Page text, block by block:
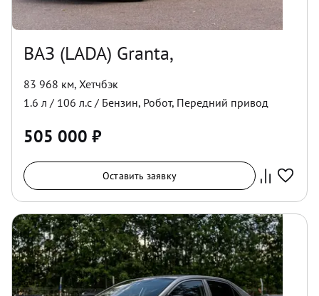
ВАЗ (LADA) Granta,
83 968 км, Хетчбэк
1.6 л / 106 л.с / Бензин, Робот, Передний привод
505 000 ₽
Оставить заявку